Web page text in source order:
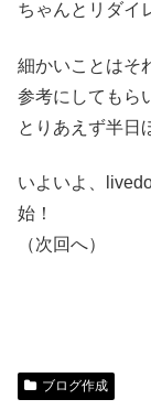
ちゃんとリダイ
細かいことはそ
参考にしてもら
とりあえず半日
いよいよ、
始！
（次回へ）
ブログ作成